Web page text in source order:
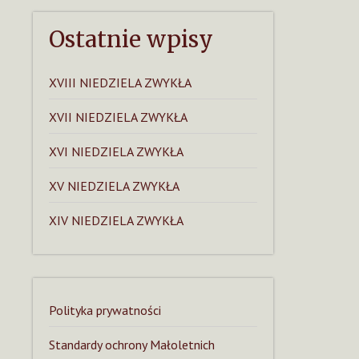
Ostatnie wpisy
XVIII NIEDZIELA ZWYKŁA
XVII NIEDZIELA ZWYKŁA
XVI NIEDZIELA ZWYKŁA
XV NIEDZIELA ZWYKŁA
XIV NIEDZIELA ZWYKŁA
Polityka prywatności
Standardy ochrony Małoletnich